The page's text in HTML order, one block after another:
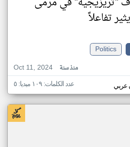
تفاعلاً
Politics
Oct 11, 2024
منذ سنة
عربي عدد الكلمات: ١٠٩ ميديا: ٥